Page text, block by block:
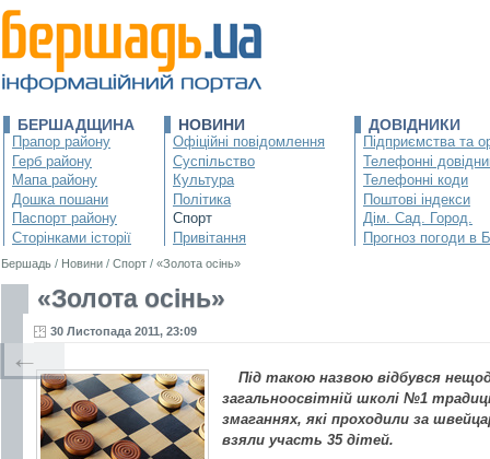
БЕРШАДЩИНА
Прапор району
Герб району
Мапа району
Дошка пошани
Паспорт району
Сторінками історії
НОВИНИ
Офіційні повідомлення
Суспільство
Культура
Політика
Спорт
Привітання
ДОВІДНИКИ
Підприємства та
Телефонні
Телефонні коди
Поштові індекси
Дім. Сад. Город.
Прогноз погоди в
Бершадь / Новини / Спорт / «Золота осінь»
«Золота осінь»
30 Листопада 2011, 23:09
Під такою назвою відбувся
загальноосвітній школі №1
змаганнях, які проходили за
взяли участь 35 дітей.
←